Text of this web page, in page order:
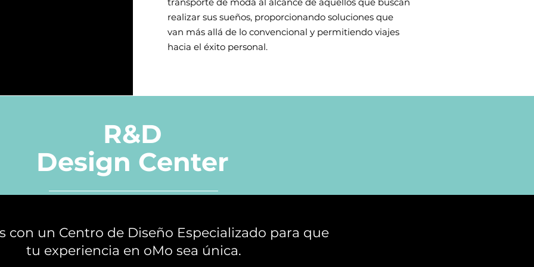
realizar sus sueños, proporcionando soluciones que
van más allá de lo convencional y permitiendo viajes
hacia el éxito personal.
R&D
Design Center
con un Centro de Diseño Especializado para que
tu experiencia en oMo sea única.